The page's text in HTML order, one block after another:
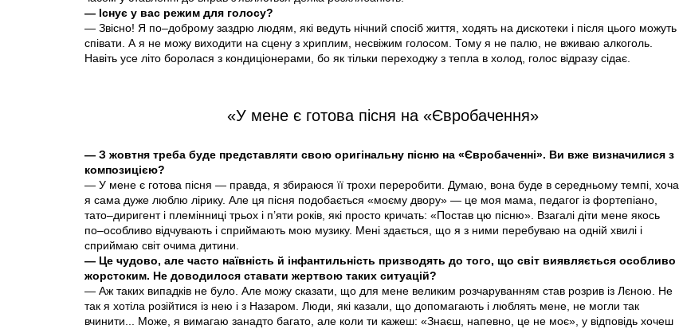
— Існує у вас режим для голосу?
— Звісно! Я по–доброму заздрю людям, які ведуть нічний спосіб життя, ходять на дискотеки і після цього можуть
співати. А я не можу виходити на сцену з хриплим, несвіжим голосом. Тому я не палю, не вживаю алкоголь.
Навіть усе літо боролася з кондиціонерами, бо як тільки переходжу з тепла в холод, голос відразу сідає.
«У мене є готова пісня на «Євробачення»
— З жовтня треба буде представляти свою оригінальну пісню на «Євробаченні». Ви вже визначилися з
композицією?
— У мене є готова пісня — правда, я збираюся її трохи переробити. Думаю, вона буде в середньому темпі, хоча
я сама дуже люблю лірику. Але ця пісня подобається «моєму двору» — це моя мама, педагог із фортепіано,
тато–диригент і племінниці трьох і п’яти років, які просто кричать: «Постав цю пісню». Взагалі діти мене якось
по–особливо відчувають і сприймають мою музику. Мені здається, що я з ними перебуваю на одній хвилі і
сприймаю світ очима дитини.
— Це чудово, але часто наївність й інфантильність призводять до того, що світ виявляється особливо
жорстоким. Не доводилося ставати жертвою таких ситуацій?
— Аж таких випадків не було. Але можу сказати, що для мене великим розчаруванням став розрив із Лєною. Не
так я хотіла розійтися із нею і з Назаром. Люди, які казали, що допомагають і люблять мене, не могли так
вчинити... Може, я вимагаю занадто багато, але коли ти кажеш: «Знаєш, напевно, це не моє», у відповідь хочеш